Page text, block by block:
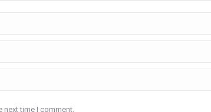
next time I comment.